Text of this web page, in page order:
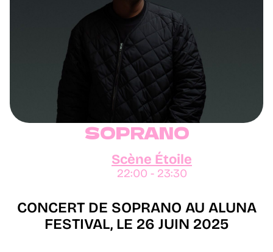
SOPRANO
Scène Étoile
22:00 - 23:30
CONCERT DE SOPRANO AU ALUNA
FESTIVAL, LE 26 JUIN 2025